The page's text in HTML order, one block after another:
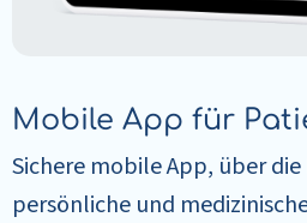
Mobile App für
Sichere mobile App, über
persönliche und